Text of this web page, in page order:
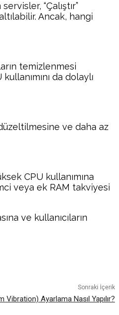
“Çalıştır”
Ancak, hangi
temizlenmesi
da dolaylı
ve daha az
CPU kullanımına
veya ek RAM takviyesi
ve kullanıcıların
Sonraki İçerik
Ayarlama Nasıl Yapılır?